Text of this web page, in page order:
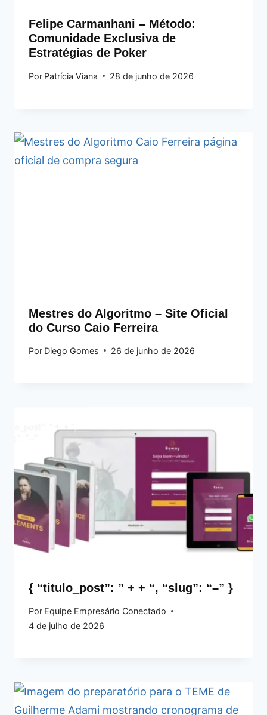
Felipe Carmanhani – Método:
Comunidade Exclusiva de
Estratégias de Poker
Por Patrícia Viana 28 de junho de 2026
Mestres do Algoritmo – Site Oficial
do Curso Caio Ferreira
Por Diego Gomes 26 de junho de 2026
{ “titulo_post”: ” + + “, “slug”: “–” }
Por Equipe Empresário Conectado
4 de julho de 2026